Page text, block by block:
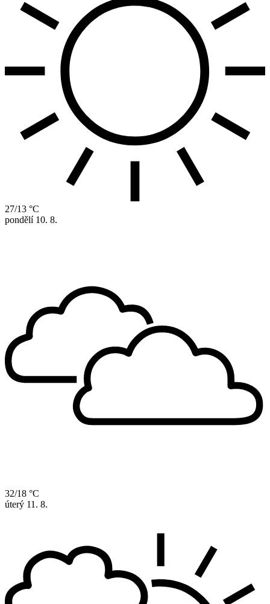
27/13 °C
pondělí 10. 8.
32/18 °C
úterý 11. 8.